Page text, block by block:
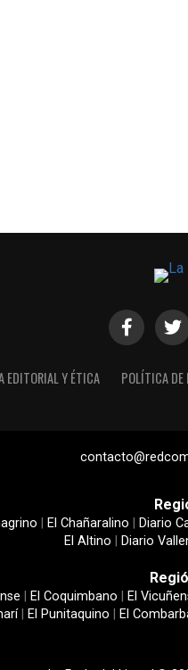
EDITORIAL Y ÉTICA POLÍTICA DE
El Chañaralino Diario
El Altino
Diario
El Coquimbano El
| El Punitaquino El